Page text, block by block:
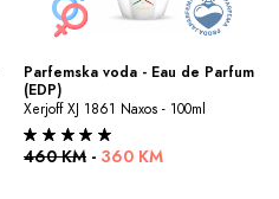
Parfemska voda - Eau de Parfum
(EDP)
Xerjoff XJ 1861 Naxos - 100ml
460 KM - 360 KM